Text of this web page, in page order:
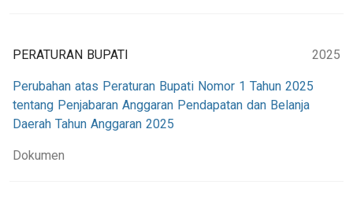
PERATURAN BUPATI 2025
Perubahan atas Peraturan Bupati Nomor 1 Tahun 2025
tentang Penjabaran Anggaran Pendapatan dan Belanja
Daerah Tahun Anggaran 2025
Dokumen